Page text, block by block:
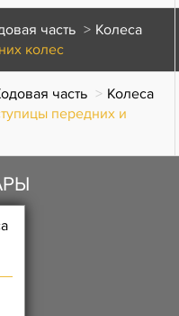
часть
Колеса
колес
часть
Колеса
передних и